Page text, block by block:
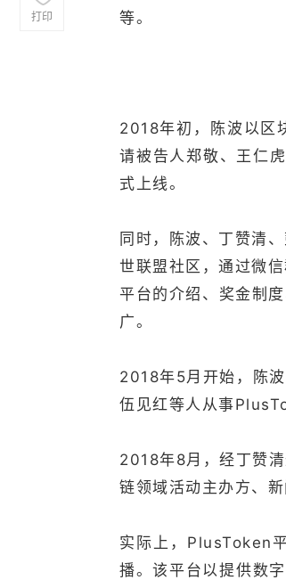
等。
2018年初，陈波以区
请被告人郑敬、王仁
式上线。
同时，陈波、丁赞清
世联盟社区，通过微
平台的介绍、奖金制
广。
2018年5月开始，陈
伍见红等人从事
2018年8月，经丁赞
链领域活动主办方、
实际上，PlusToken
播。该平台以提供数
打印